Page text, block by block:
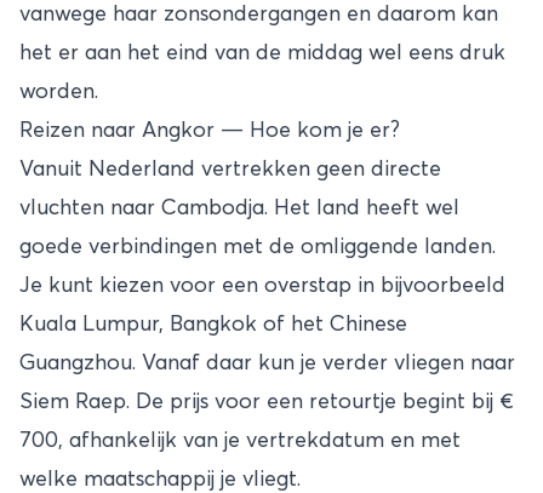
vanwege haar zonsondergangen en daarom kan
het er aan het eind van de middag wel eens druk
worden.
Reizen naar Angkor — Hoe kom je er?
Vanuit Nederland vertrekken geen directe
vluchten naar Cambodja. Het land heeft wel
goede verbindingen met de omliggende landen.
Je kunt kiezen voor een overstap in bijvoorbeeld
Kuala Lumpur, Bangkok of het Chinese
Guangzhou. Vanaf daar kun je verder vliegen naar
Siem Raep. De prijs voor een retourtje begint bij €
700, afhankelijk van je vertrekdatum en met
welke maatschappij je vliegt.